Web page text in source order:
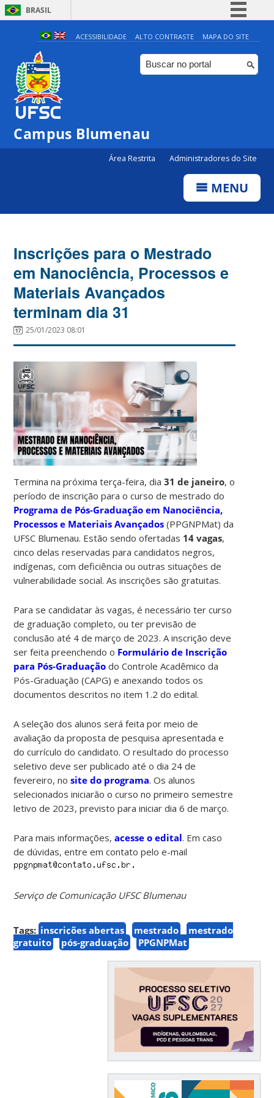
BRASIL
Simplifique!
Comunica BR
Participe
ACESSIBILIDADE ALTO CONTRASTE MAPA DO SITE
Campus Blumenau
Área Restrita Administradores do Site
MENU
Inscrições para o Mestrado
em Nanociência, Processos e
Materiais Avançados
terminam dia 31
25/01/2023 08:01
Termina na próxima terça-feira, dia31 de janeiro, o
período de inscrição para o curso de mestrado do
Programa de Pós-Graduação em Nanociência,
Processos e Materiais Avançados (PPGNPMat) da
UFSC Blumenau. Estão sendo ofertadas 14 vagas,
cinco delas reservadas para candidatos negros,
indígenas, com deficiência ou outras situações de
vulnerabilidade social. As inscrições são gratuitas.
Para se candidatar às vagas, é necessário ter curso
de graduação completo, ou ter previsão de
conclusão até 4 de março de 2023. A inscrição deve
ser feita preenchendo o Formulário de Inscrição
para Pós-Graduação do Controle Acadêmico da
Pós-Graduação (CAPG) e anexando todos os
documentos descritos no item 1.2 do edital.
A seleção dos alunos será feita por meio de
avaliação da proposta de pesquisa apresentada e
do currículo do candidato. O resultado do processo
seletivo deve ser publicado até o dia 24 de
fevereiro, nosite do programa. Os alunos
selecionados iniciarão o curso no primeiro semestre
letivo de 2023, previsto para iniciar dia 6 de março.
Para mais informações,acesse o edital. Em caso
de dúvidas, entre em contato pelo e-mail
Serviço de Comunicação UFSC Blumenau
Tags: inscrições abertas mestrado
mestrado
gratuito
pós-graduação PPGNPMat